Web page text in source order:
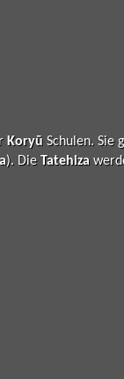
Koryū Schulen. Sie
). DieTatehiza